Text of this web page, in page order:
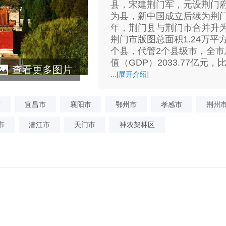
查看更多图片
县，宋建荆门军，元设荆门
为县，新中国成立后续为荆
年，荆门县与荆门市合并升
荆门市版图总面积1.24万平
个县，代管2个县级市，全
值（GDP）2033.77亿元，
[展开介绍]
宜昌市 襄阳市 鄂州市 孝感市 荆州
潜江市 天门市 神农架林区